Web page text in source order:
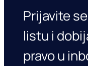
Prijavite
listu i
pravo u